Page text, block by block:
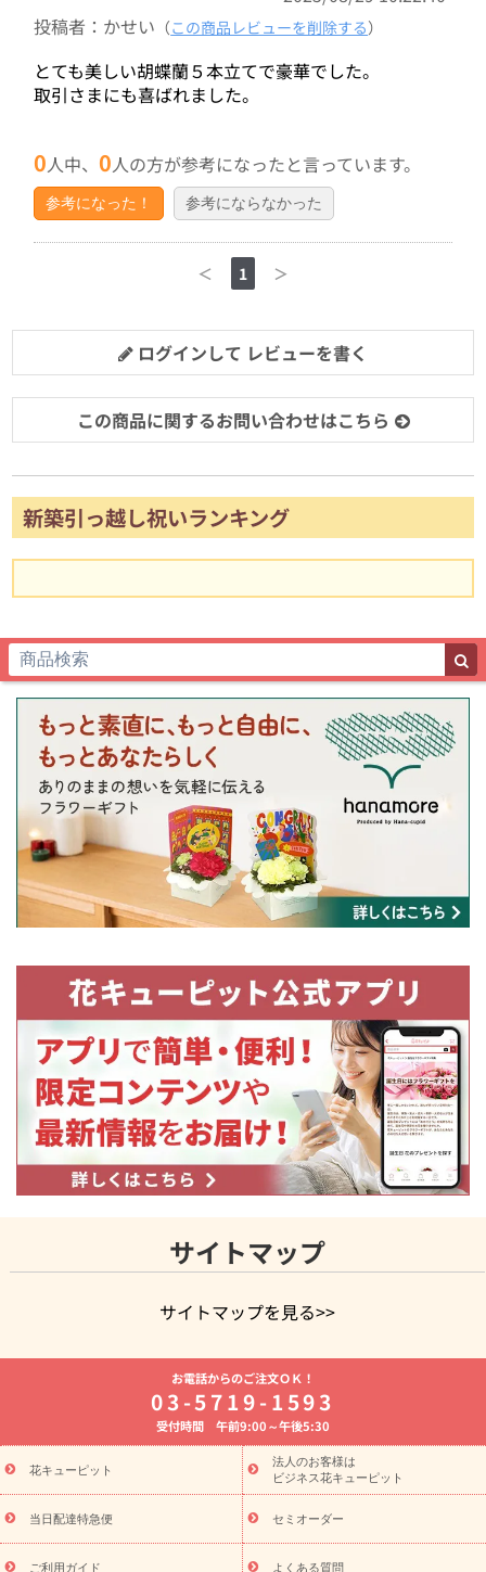
投稿者：かせい （この商品レビューを削除する）
とても美しい胡蝶蘭５本立てで豪華でした。
取引さまにも喜ばれました。
0人中、0人の方が参考になったと言っています。
参考になった！ 参考にならなかった
＜ 1 ＞
ログインして レビューを書く
この商品に関するお問い合わせはこちら
新築引っ越し祝いランキング
サイトマップ
サイトマップを見る>>
よく贈られる花
お祝いの花特集
誕生日フラワーギフト特集
8月の誕生花(トルコキキョウ)
開店・開業祝い
お供え・お悔やみ お供え・お悔やみの花
通夜・葬儀に贈る花 胡蝶蘭・花鉢
ーブドフラワー
季節のイベント
ひまわり ギフト・プレゼント
特集
お盆 花（新盆・初盆） 季節のイベント
お盆 花（新
盆・初盆）
お盆 花（新盆・初盆）
お盆・お供え 花とセットギ
フト
お盆・お供え プリザーブドフラワー
ひまわり ギフト・プ
レゼント特集
夏の花贈り・お中元・暑中見舞い 花のギフト特集
お電話からのご注文ＯＫ！
03-5719-1593
受付時間 午前9:00～午後5:30
花キューピット
法人のお客様は
ビジネス花キューピット
当日配達特急便 セミオーダー
ご利用ガイド よくある質問